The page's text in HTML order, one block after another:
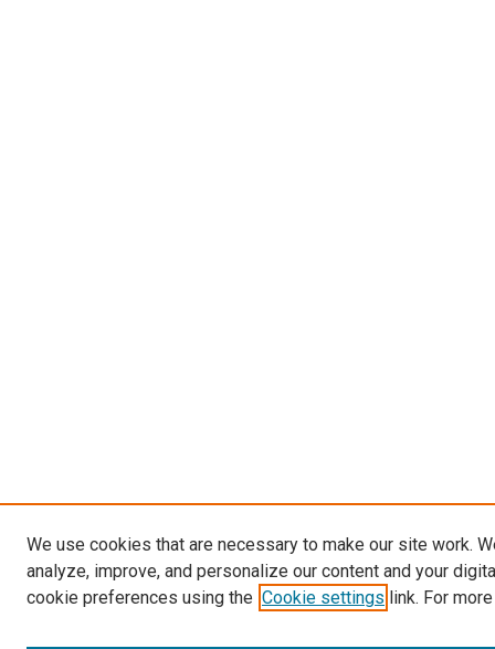
We use cookies that are necessary to make our site work.
analyze, improve, and personalize our content and your
cookie preferences using the Cookie settings link. For